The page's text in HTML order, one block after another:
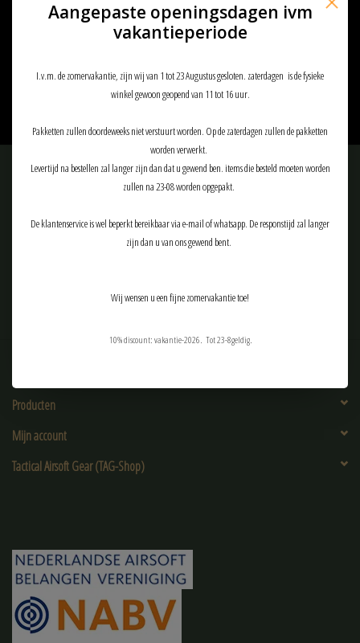
Dye I4 Goggle Barracks Black/gold
€139,90
Meld je aan voor onze nieuwsbrief:
Producten
Mijn account
Tactical Airsoft Gear (TAG-Shop)
Aangepaste openingsdagen ivm
vakantieperiode
I.v.m. de zomervakantie, zijn wij van 1 tot 23 Augustus gesloten. zaterdagen is de fysieke
winkel gewoon geopend van 11 tot 16 uur.
Pakketten zullen doordeweeks niet verstuurt worden. Op de zaterdagen zullen de pakketten
worden verwerkt.
Levertijd na bestellen zal langer zijn dan dat u gewend ben. items die besteld moeten worden
zullen na 23-08 worden opgepakt.
De klantenservice is wel beperkt bereikbaar via e-mail of whatsapp. De responstijd zal langer
zijn dan u van ons gewend bent.
Wij wensen u een fijne zomervakantie toe!
10% discount: vakantie-2026. Tot 23-8geldig.